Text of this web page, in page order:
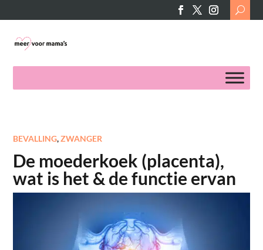
Search
for:
BEVALLING,ZWANGER
De moederkoek (placenta),
wat is het & de functie ervan